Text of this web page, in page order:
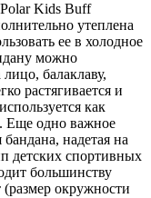
Kids Buff
утеплена
ее в холодное
можно
балаклаву,
растягивается и
как
Еще одно важное
надетая на
детских спортивных
большинству
(размер окружности